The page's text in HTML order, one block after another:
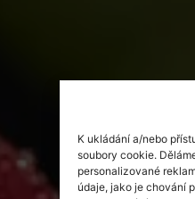
K ukládání a/nebo
soubory cookie.
personalizované
údaje, jako je chování